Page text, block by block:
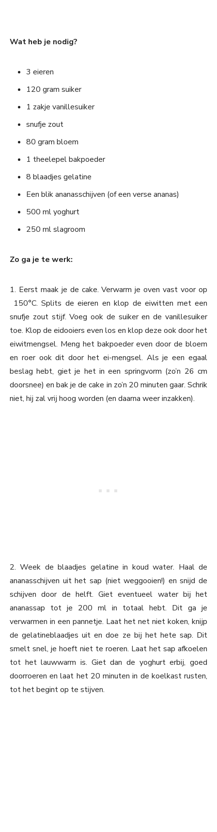
Wat heb je nodig?
3 eieren
120 gram suiker
1 zakje vanillesuiker
snufje zout
80 gram bloem
1 theelepel bakpoeder
8 blaadjes gelatine
Een blik ananasschijven (of een verse ananas)
500 ml yoghurt
250 ml slagroom
Zo ga je te werk:
1. Eerst maak je de cake. Verwarm je oven vast voor op
150°C. Splits de eieren en klop de eiwitten met een
snufje zout stijf. Voeg ook de suiker en de vanillesuiker
toe. Klop de eidooiers even los en klop deze ook door het
eiwitmengsel. Meng het bakpoeder even door de bloem
en roer ook dit door het ei-mengsel. Als je een egaal
beslag hebt, giet je het in een springvorm (zo’n 26 cm
doorsnee) en bak je de cake in zo’n 20 minuten gaar. Schrik
niet, hij zal vrij hoog worden (en daarna weer inzakken).
2. Week de blaadjes gelatine in koud water. Haal de
ananasschijven uit het sap (niet weggooien!) en snijd de
schijven door de helft. Giet eventueel water bij het
ananassap tot je 200 ml in totaal hebt. Dit ga je
verwarmen in een pannetje. Laat het net niet koken, knijp
de gelatineblaadjes uit en doe ze bij het hete sap. Dit
smelt snel, je hoeft niet te roeren. Laat het sap afkoelen
tot het lauwwarm is. Giet dan de yoghurt erbij, goed
doorroeren en laat het 20 minuten in de koelkast rusten,
tot het begint op te stijven.